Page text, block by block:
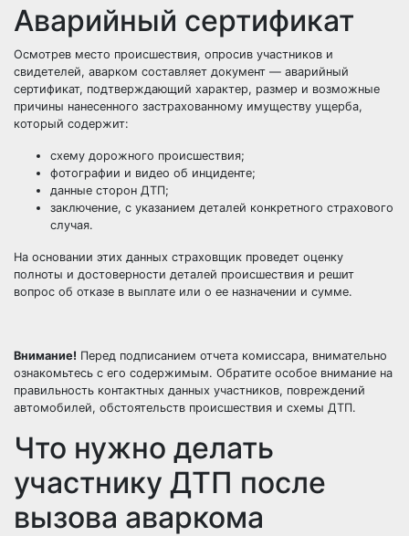
Аварийный сертификат
Осмотрев место происшествия, опросив участников и
свидетелей, аварком составляет документ — аварийный
сертификат, подтверждающий характер, размер и возможные
причины нанесенного застрахованному имуществу ущерба,
который содержит:
схему дорожного происшествия;
фотографии и видео об инциденте;
данные сторон ДТП;
заключение, с указанием деталей конкретного страхового
случая.
На основании этих данных страховщик проведет оценку
полноты и достоверности деталей происшествия и решит
вопрос об отказе в выплате или о ее назначении и сумме.
Внимание! Перед подписанием отчета комиссара, внимательно
ознакомьтесь с его содержимым. Обратите особое внимание на
правильность контактных данных участников, повреждений
автомобилей, обстоятельств происшествия и схемы ДТП.
Что нужно делать
участнику ДТП после
вызова аваркома